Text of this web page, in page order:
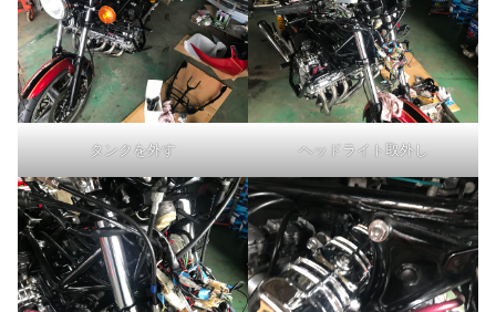
タンクを外す ヘッドライト取外し